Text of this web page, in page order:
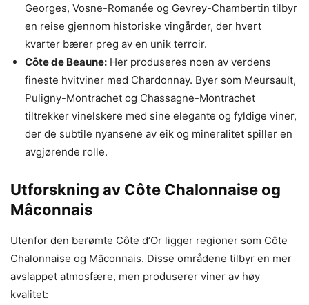
Georges, Vosne-Romanée og Gevrey-Chambertin tilbyr
en reise gjennom historiske vingårder, der hvert
kvarter bærer preg av en unik terroir.
Côte de Beaune: Her produseres noen av verdens
fineste hvitviner med Chardonnay. Byer som Meursault,
Puligny-Montrachet og Chassagne-Montrachet
tiltrekker vinelskere med sine elegante og fyldige viner,
der de subtile nyansene av eik og mineralitet spiller en
avgjørende rolle.
Utforskning av Côte Chalonnaise og
Mâconnais
Utenfor den berømte Côte d’Or ligger regioner som Côte
Chalonnaise og Mâconnais. Disse områdene tilbyr en mer
avslappet atmosfære, men produserer viner av høy
kvalitet: